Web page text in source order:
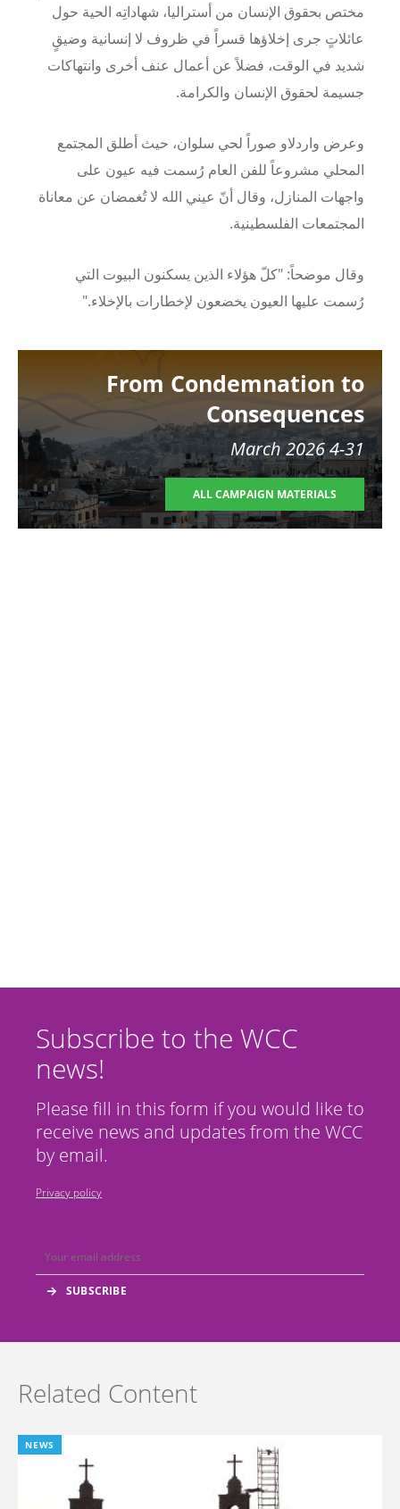
مختص بحقوق الإنسان من أستراليا، شهاداتِه الحية حول
عائلاتٍ جرى إخلاؤها قسراً في ظروف لا إنسانية وضيقٍ
شديد في الوقت، فضلاً عن أعمال عنف أخرى وانتهاكات
جسيمة لحقوق الإنسان والكرامة.
وعرض واردلاو صوراً لحي سلوان، حيث أطلق المجتمع
المحلي مشروعاً للفن العام رُسمت فيه عيون على
واجهات المنازل، وقال أنّ عيني الله لا تُغمضان عن معاناة
المجتمعات الفلسطينية.
وقال موضحاً: "كلّ هؤلاء الذين يسكنون البيوت التي
رُسمت عليها العيون يخضعون لإخطارات بالإخلاء."
From Condemnation to
Consequences
4-31 March 2026
ALL CAMPAIGN MATERIALS
Subscribe to the WCC
news!
Please fill in this form if you would like to
receive news and updates from the WCC
by email.
Privacy policy
Related Content
NEWS